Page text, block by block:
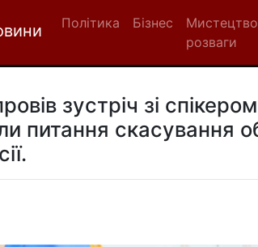
Політика Бізнес
розваги
зустріч зі
питання скасування